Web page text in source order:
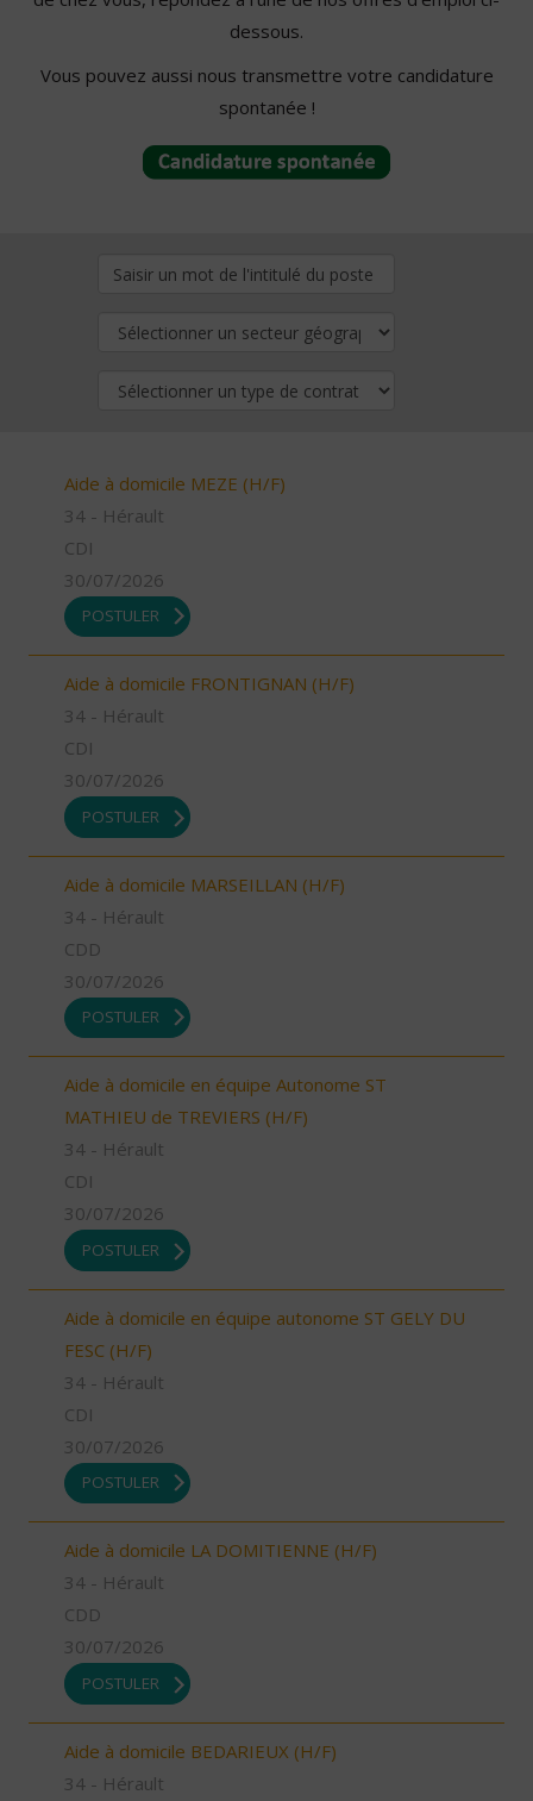
dessous.
Vous pouvez aussi nous transmettre votre candidature
spontanée !
Aide à domicile MEZE (H/F)
34 - Hérault
CDI
30/07/2026
POSTULER
Aide à domicile FRONTIGNAN (H/F)
34 - Hérault
CDI
30/07/2026
POSTULER
Aide à domicile MARSEILLAN (H/F)
34 - Hérault
CDD
30/07/2026
POSTULER
Aide à domicile en équipe Autonome ST
MATHIEU de TREVIERS (H/F)
34 - Hérault
CDI
30/07/2026
POSTULER
Aide à domicile en équipe autonome ST GELY DU
FESC (H/F)
34 - Hérault
CDI
30/07/2026
POSTULER
Aide à domicile LA DOMITIENNE (H/F)
34 - Hérault
CDD
30/07/2026
POSTULER
Aide à domicile BEDARIEUX (H/F)
34 - Hérault